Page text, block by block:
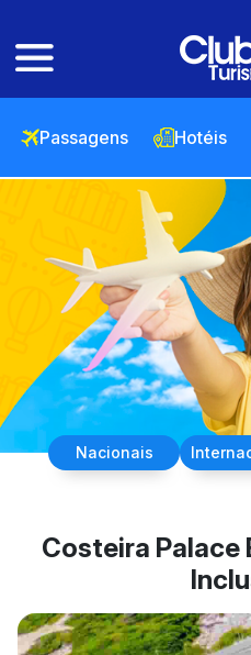
Passagens Hotéis
Nacionais
Costeira Palace